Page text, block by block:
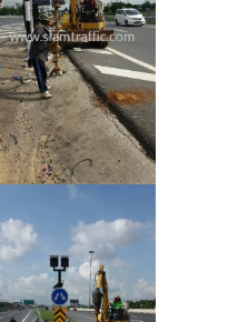
Rama 3 Road,
10120
PM
Supplier of Traffic Safety
Sheeting, Safety
Complete Traffic Control